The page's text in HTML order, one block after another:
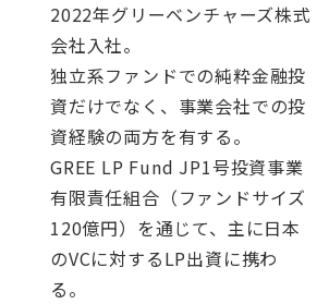
2022年グリーベンチャーズ株式
会社入社。
独立系ファンドでの純粋金融投
資だけでなく、事業会社での投
資経験の両方を有する。
GREE LP Fund JP1号投資事業
有限責任組合（ファンドサイズ
120億円）を通じて、主に日本
のVCに対するLP出資に携わ
る。